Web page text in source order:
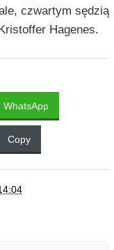
czwartym sędzią
Hagenes.
WhatsApp
Copy